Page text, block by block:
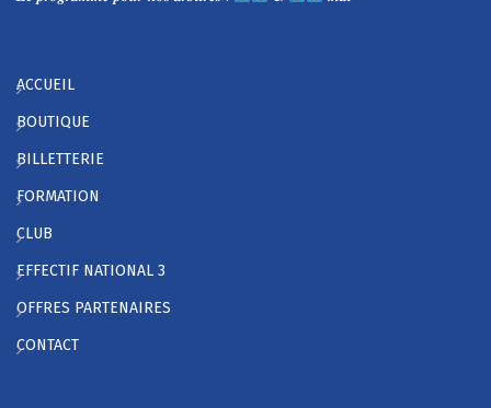
ACCUEIL
BOUTIQUE
BILLETTERIE
FORMATION
CLUB
EFFECTIF NATIONAL 3
OFFRES PARTENAIRES
CONTACT